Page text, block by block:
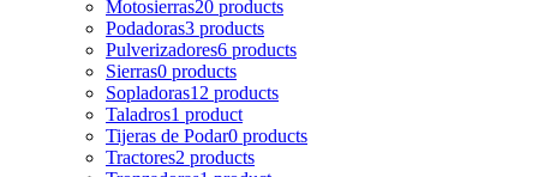
Motosierras20 products
Podadoras3 products
Pulverizadores6 products
Sierras0 products
Sopladoras12 products
Taladros1 product
Tijeras de Podar0 products
Tractores2 products